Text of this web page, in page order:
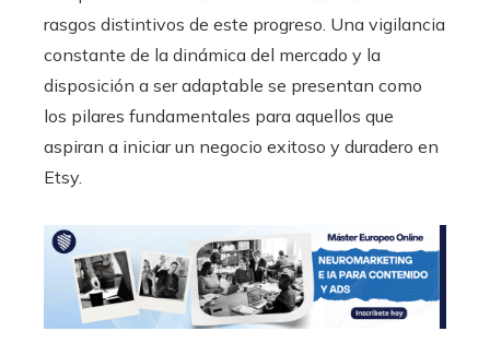
rasgos distintivos de este progreso. Una vigilancia
constante de la dinámica del mercado y la
disposición a ser adaptable se presentan como
los pilares fundamentales para aquellos que
aspiran a iniciar un negocio exitoso y duradero en
Etsy.